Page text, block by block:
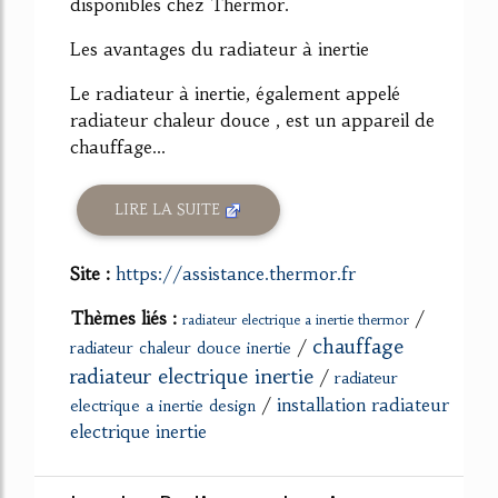
Les avantages du radiateur à inertie
Le radiateur à inertie, également appelé
radiateur chaleur douce , est un appareil de
chauffage...
LIRE LA SUITE
Site : https://assistance.thermor.fr
Thèmes liés : radiateur electrique a inertie thermor /
radiateur chaleur douce inertie / chauffage
radiateur electrique inertie / radiateur
electrique a inertie design / installation radiateur
electrique inertie